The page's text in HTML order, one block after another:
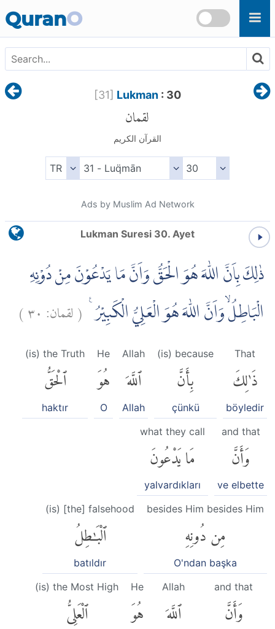
QuranO
[31] Lukman: 30
لقمان
القرآن الكريم
Ads by Muslim Ad Network
Lukman Suresi 30. Ayet
ذٰلِكَ بِاَنَّ اللّٰهَ هُوَ الْحَقُّ وَاَنَّ مَا يَدْعُوْنَ مِنْ دُوْنِهِ
الْبَاطِلُۙ وَاَنَّ اللّٰهَ هُوَ الْعَلِيُّ الْكَبِيْرُ ࣖ (لقمان: ٣٠)
That
ذَٰلِكَ
böyledir
(is) because
بِأَنَّ
çünkü
Allah
ٱللَّهَ
Allah
He
هُوَ
O
(is) the Truth
ٱلْحَقُّ
haktır
and that
وَأَنَّ
ve elbette
what they call
مَا يَدْعُونَ
yalvardıkları
besides Him besides Him
مِن دُونِهِ
O'ndan başka
(is) [the] falsehood
ٱلْبَٰطِلُ
batıldır
and that
وَأَنَّ
Allah
ٱللَّهَ
He
هُوَ
(is) the Most High
ٱلْعَلِىُّ